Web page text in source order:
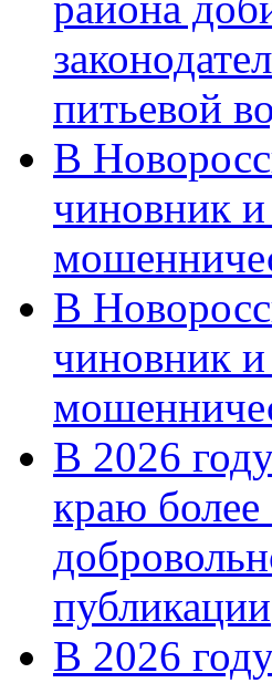
питьевой
В
чиновник
В
чиновник
В 2026
краю
публикации
В 2026